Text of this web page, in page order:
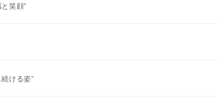
笑顔”
ける姿”